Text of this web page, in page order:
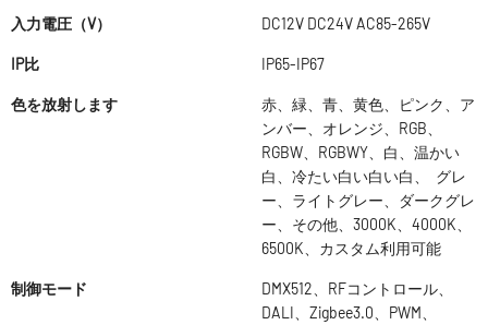
入力電圧（V） DC12V DC24V AC85-265V
IP比 IP65-IP67
色を放射します
赤、緑、青、黄色、ピンク、ア
ンバー、オレンジ、RGB、
RGBW、RGBWY、白、温かい
白、冷たい白い白い白、 グレ
ー、ライトグレー、ダークグレ
ー、その他、3000K、4000K、
6500K、カスタム利用可能
制御モード
DMX512、RFコントロール、
DALI、Zigbee3.0、PWM、